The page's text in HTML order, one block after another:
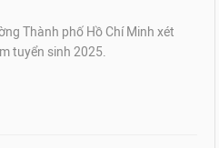
Thành phố Hồ Chí Minh xét
tuyển sinh 2025.